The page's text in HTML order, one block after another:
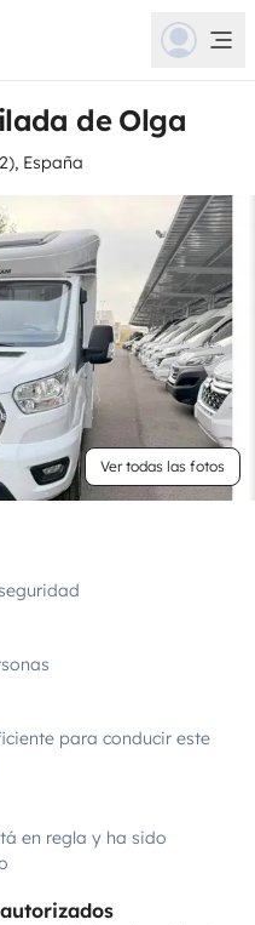
de Olga
España
Ver todas las fotos
para conducir este
en regla y ha sido